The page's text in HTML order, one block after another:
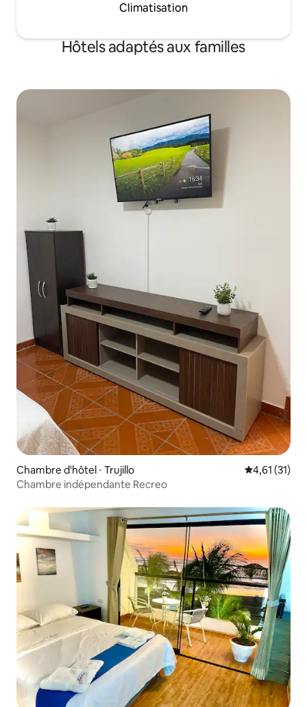
Climatisation
Hôtels adaptés aux familles
Chambre d'hôtel ⋅ Trujillo Évaluation
4,61 (31)
Chambre indépendante Recreo